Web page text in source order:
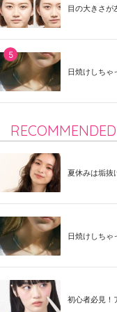
目の大きさが
日焼けしちゃ
RECOMMENDED
夏休みは垢抜
日焼けしちゃ
初心者必見！